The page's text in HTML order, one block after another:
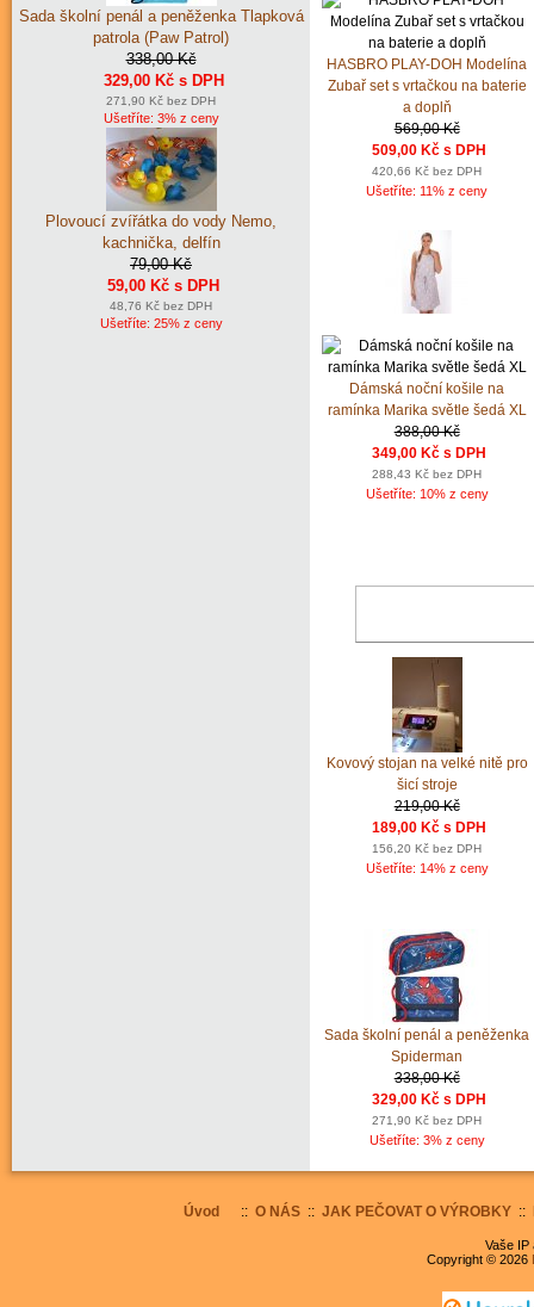
HASBRO PLAY-DOH Modelína
Zubař set s vrtačkou na baterie
a doplň
569,00 Kč
509,00 Kč s DPH
420,66 Kč bez DPH
Ušetříte: 11% z ceny
Dámská noční košile na
ramínka Marika světle šedá XL
388,00 Kč
349,00 Kč s DPH
288,43 Kč bez DPH
Ušetříte: 10% z ceny
Kovový stojan na velké nitě pro
šicí stroje
219,00 Kč
189,00 Kč s DPH
156,20 Kč bez DPH
Ušetříte: 14% z ceny
Sada školní penál a peněženka
Spiderman
338,00 Kč
329,00 Kč s DPH
271,90 Kč bez DPH
Ušetříte: 3% z ceny
Sada školní penál a peněženka Tlapková
patrola (Paw Patrol)
338,00 Kč
329,00 Kč s DPH
271,90 Kč bez DPH
Ušetříte: 3% z ceny
Plovoucí zvířátka do vody Nemo,
kachnička, delfín
79,00 Kč
59,00 Kč s DPH
48,76 Kč bez DPH
Ušetříte: 25% z ceny
Úvod :: O NÁS:: JAK PEČOVAT O VÝROBKY::
Vaše IP
Copyright © 2026